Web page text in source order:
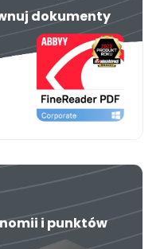
dokumenty
i punktów